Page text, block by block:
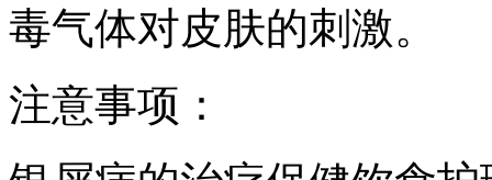
毒气体对皮肤的刺激。
注意事项：